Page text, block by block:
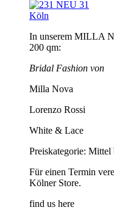
Köln
In unserem MILLA
200 qm:
Bridal Fashion von
Milla Nova
Lorenzo Rossi
White & Lace
Preiskategorie:
Für einen Termin
Kölner Store.
find us here